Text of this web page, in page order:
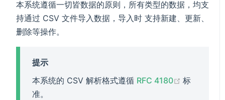
本系统遵循一切皆数据的原则，所有类型的数据，均支
持通过 CSV 文件导入数据，导入时 支持新建、更新、
删除等操作。
提示
本系统的 CSV 解析格式遵循 RFC 4180 (opens
标
准。